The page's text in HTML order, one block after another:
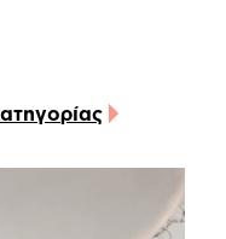
του
anti-scratch coating